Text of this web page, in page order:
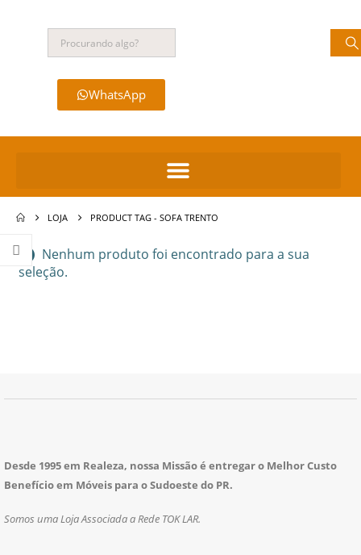
WhatsApp
LOJA PRODUCT TAG -SOFA TRENTO
Nenhum produto foi encontrado para a sua
seleção.
Desde 1995 em Realeza, nossa Missão é entregar o Melhor Custo
Benefício em Móveis para o Sudoeste do PR.
Somos uma Loja Associada a Rede TOK LAR.